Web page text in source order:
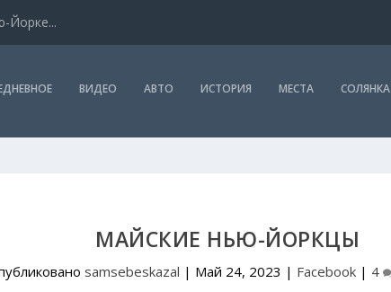
Йорке...
ВИДЕО АВТО ИСТОРИЯ МЕСТА СОЛЯНКА
МАЙСКИЕ НЬЮ-ЙОРКЦЫ
samsebeskazal | Май 24, 2023 | Facebook| 4